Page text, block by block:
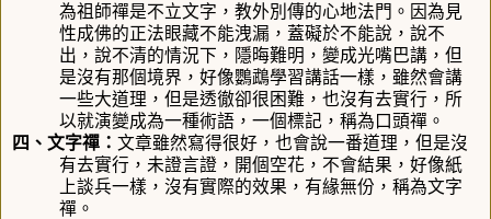
為祖師禪是不立文字，教外別傳的心地法門。因為見
性成佛的正法眼藏不能洩漏，蓋礙於不能說，說不
出，說不清的情況下，隱晦難明，變成光嘴巴講，但
是沒有那個境界，好像鸚鵡學習講話一樣，雖然會講
一些大道理，但是透徹卻很困難，也沒有去實行，所
以就演變成為一種術語，一個標記，稱為口頭禪。
四、文字禪： 文章雖然寫得很好，也會說一番道理，但是沒
有去實行，未證言證，開個空花，不會結果，好像紙
上談兵一樣，沒有實際的效果，有緣無份，稱為文字
禪。